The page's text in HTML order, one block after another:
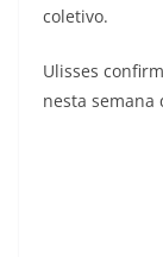
coletivo.
Ulisses
nesta semana